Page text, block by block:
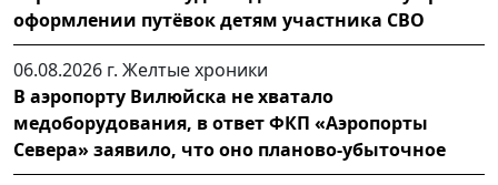
оформлении путёвок детям участника СВО
06.08.2026 г. Желтые хроники
В аэропорту Вилюйска не хватало
медоборудования, в ответ ФКП «Аэропорты
Севера» заявило, что оно планово-убыточное